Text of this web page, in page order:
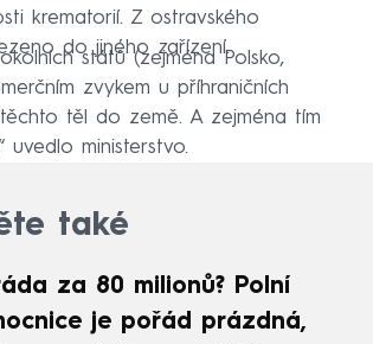
krematorií. Z ostravského
do jiného zařízení.
států (zejména Polsko,
zvykem u příhraničních
těl do země. A zejména tím
uvedlo ministerstvo.
také
za 80 milionů? Polní
je pořád prázdná,